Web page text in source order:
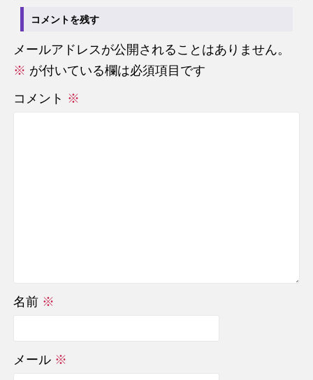
コメントを残す
メールアドレスが公開されることはありません。
※ が付いている欄は必須項目です
コメント ※
名前 ※
メール ※